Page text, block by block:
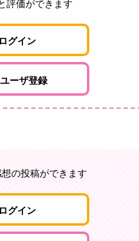
評価ができます
ログイン
ーザ登録
の投稿ができます
ログイン